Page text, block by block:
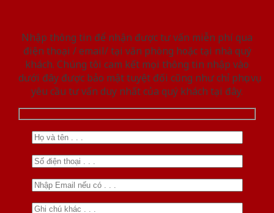
Nhập thông tin để nhận được tư vấn miễn phí qua
điện thoại / email/ tại văn phòng hoặc tại nhà quý
khách. Chúng tôi cam kết mọi thông tin nhập vào
dưới đây được bảo mật tuyệt đối cũng như chỉ phục vụ
yêu cầu tư vấn duy nhất của quý khách tại đây.